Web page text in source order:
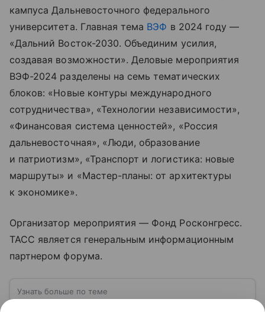
кампуса Дальневосточного федерального
университета. Главная тема ВЭФ в 2024 году —
«Дальний Восток-2030. Объединим усилия,
создавая возможности». Деловые мероприятия
ВЭФ-2024 разделены на семь тематических
блоков: «Новые контуры международного
сотрудничества», «Технологии независимости»,
«Финансовая система ценностей», «Россия
дальневосточная», «Люди, образование
и патриотизм», «Транспорт и логистика: новые
маршруты» и «Мастер-планы: от архитектуры
к экономике».
Организатор мероприятия — Фонд Росконгресс.
ТАСС является генеральным информационным
партнером форума.
Узнать больше по теме